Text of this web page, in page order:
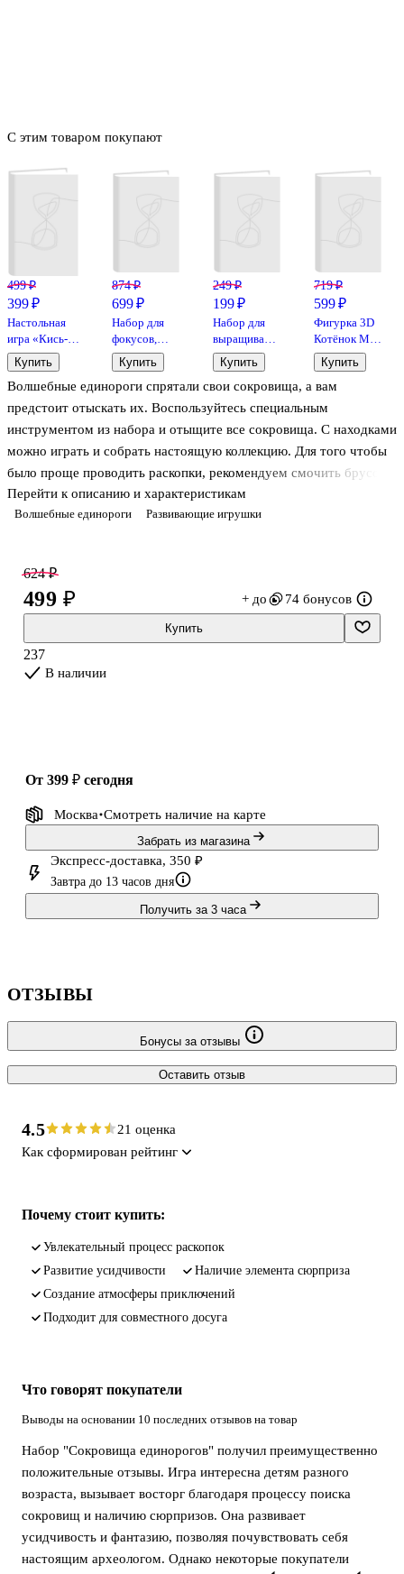
Волшебные единороги Развивающие игрушки
Волшебные единороги спрятали свои сокровища, а вам
предстоит отыскать их. Воспользуйтесь специальным
инструментом из набора и отыщите все сокровища. С находками
можно играть и собрать настоящую коллекцию. Для того чтобы
было проще проводить раскопки, рекомендуем смочить брусок
водой.
В наборе: деревянный стек для дробления, окаменелый грунт с
ассортименте.
Перейти к описанию и характеристикам
С этим товаром покупают
499 ₽
399 ₽
Настольная
игра «Кись-
брысь-мяу»,
Геодом
Купить
874 ₽
699 ₽
Набор для
фокусов,
Step puzzle
Купить
249 ₽
199 ₽
Набор для
выращивания
кристаллов
«Малиновый
кристалл»,
Lori
Купить
719 ₽
599 ₽
Фигурка 3D
Котёнок Мяф
(пластик)
(11х4)
Купить
624 ₽
499 ₽ + до 74 бонусов
Купить
237
В наличии
от 399 ₽ сегодня
Москва Смотреть наличие на карте
Забрать из магазина
Экспресс-доставка, 350 ₽
Завтра до 13 часов дня
Получить за 3 часа
ОТЗЫВЫ
Бонусы за отзывы
Оставить отзыв
4.5
21 оценка
Как сформирован рейтинг
Почему стоит купить:
увлекательный процесс раскопок
развитие усидчивости
наличие элемента сюрприза
создание атмосферы приключений
подходит для совместного досуга
Что говорят покупатели
Выводы на основании 10 последних отзывов на товар
Набор "Сокровища единорогов" получил преимущественно
положительные отзывы. Игра интересна детям разного
возраста, вызывает восторг благодаря процессу поиска
сокровищ и наличию сюрпризов. Она развивает
усидчивость и фантазию, позволяя почувствовать себя
настоящим археологом. Однако некоторые покупатели